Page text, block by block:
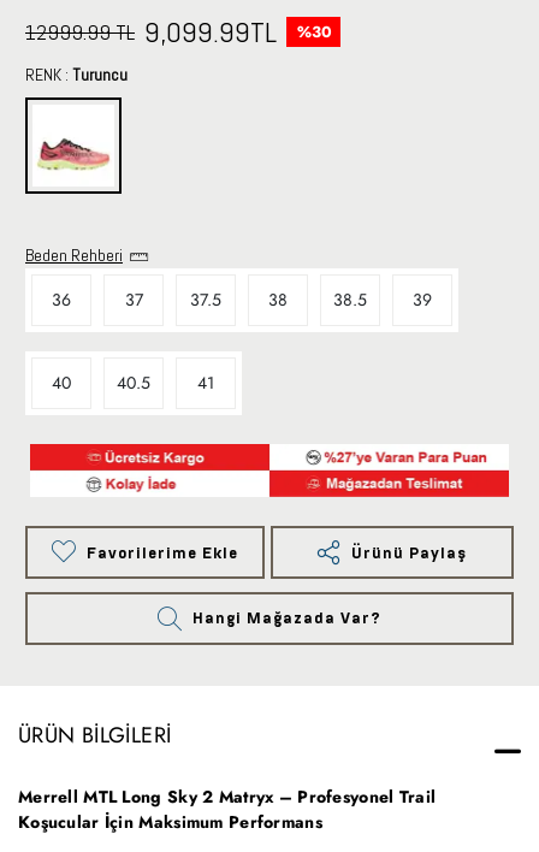
12999.99 TL 9,099.99TL %30
RENK : Turuncu
Beden Rehberi
36 37 37.5 38 38.5 39
40 40.5 41
Favorilerime Ekle Ürünü Paylaş
Hangi Mağazada Var?
ÜRÜN BILGILERI
Merrell MTL Long Sky 2 Matryx – Profesyonel Trail
Koşucular İçin Maksimum Performans